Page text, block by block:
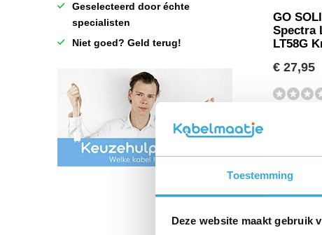
Toestemming
Deze website maakt gebruik
GO
Spectra
LT58G
€ 27,95
Geselecteerd door échte
specialisten
Niet goed? Geld terug!